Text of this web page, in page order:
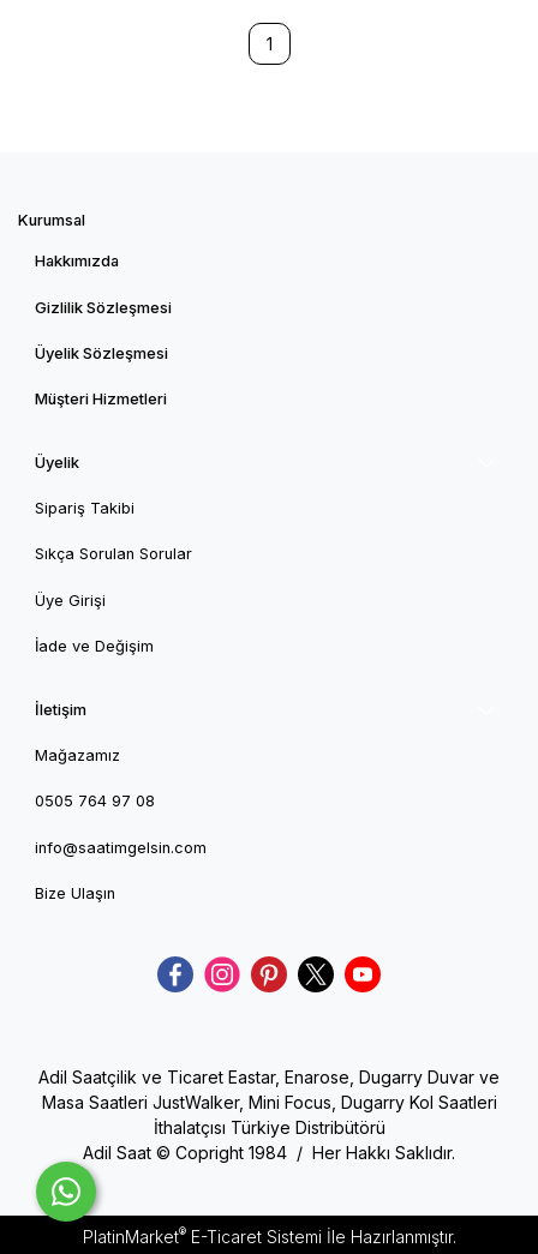
1
Kurumsal
Hakkımızda
Gizlilik Sözleşmesi
Üyelik Sözleşmesi
Müşteri Hizmetleri
Üyelik
Sipariş Takibi
Sıkça Sorulan Sorular
Üye Girişi
İade ve Değişim
İletişim
Mağazamız
0505 764 97 08
info@saatimgelsin.com
Bize Ulaşın
Adil Saatçilik ve Ticaret Eastar, Enarose, Dugarry Duvar ve
Masa Saatleri JustWalker, Mini Focus, Dugarry Kol Saatleri
İthalatçısı Türkiye Distribütörü
Adil Saat © Copright 1984 / Her Hakkı Saklıdır.
PlatinMarket®E-Ticaret Sistemiİle Hazırlanmıştır.